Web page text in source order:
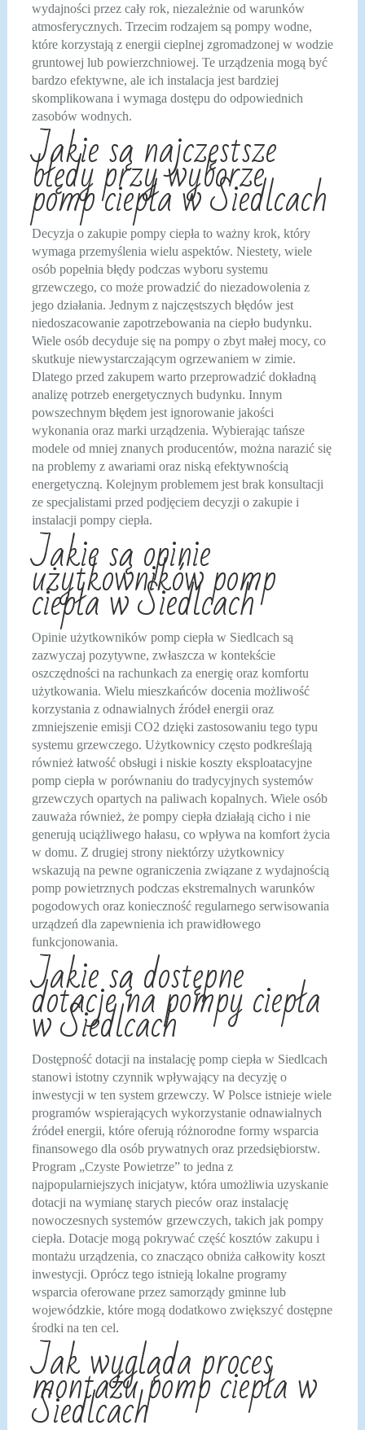
wydajności przez cały rok, niezależnie od warunków
atmosferycznych. Trzecim rodzajem są pompy wodne,
które korzystają z energii cieplnej zgromadzonej w wodzie
gruntowej lub powierzchniowej. Te urządzenia mogą być
bardzo efektywne, ale ich instalacja jest bardziej
skomplikowana i wymaga dostępu do odpowiednich
zasobów wodnych.
Jakie są najczęstsze
błędy przy wyborze
pomp ciepła w Siedlcach
Decyzja o zakupie pompy ciepła to ważny krok, który
wymaga przemyślenia wielu aspektów. Niestety, wiele
osób popełnia błędy podczas wyboru systemu
grzewczego, co może prowadzić do niezadowolenia z
jego działania. Jednym z najczęstszych błędów jest
niedoszacowanie zapotrzebowania na ciepło budynku.
Wiele osób decyduje się na pompy o zbyt małej mocy, co
skutkuje niewystarczającym ogrzewaniem w zimie.
Dlatego przed zakupem warto przeprowadzić dokładną
analizę potrzeb energetycznych budynku. Innym
powszechnym błędem jest ignorowanie jakości
wykonania oraz marki urządzenia. Wybierając tańsze
modele od mniej znanych producentów, można narazić się
na problemy z awariami oraz niską efektywnością
energetyczną. Kolejnym problemem jest brak konsultacji
ze specjalistami przed podjęciem decyzji o zakupie i
instalacji pompy ciepła.
Jakie są opinie
użytkowników pomp
ciepła w Siedlcach
Opinie użytkowników pomp ciepła w Siedlcach są
zazwyczaj pozytywne, zwłaszcza w kontekście
oszczędności na rachunkach za energię oraz komfortu
użytkowania. Wielu mieszkańców docenia możliwość
korzystania z odnawialnych źródeł energii oraz
zmniejszenie emisji CO2 dzięki zastosowaniu tego typu
systemu grzewczego. Użytkownicy często podkreślają
również łatwość obsługi i niskie koszty eksploatacyjne
pomp ciepła w porównaniu do tradycyjnych systemów
grzewczych opartych na paliwach kopalnych. Wiele osób
zauważa również, że pompy ciepła działają cicho i nie
generują uciążliwego hałasu, co wpływa na komfort życia
w domu. Z drugiej strony niektórzy użytkownicy
wskazują na pewne ograniczenia związane z wydajnością
pomp powietrznych podczas ekstremalnych warunków
pogodowych oraz konieczność regularnego serwisowania
urządzeń dla zapewnienia ich prawidłowego
funkcjonowania.
Jakie są dostępne
dotacje na pompy ciepła
w Siedlcach
Dostępność dotacji na instalację pomp ciepła w Siedlcach
stanowi istotny czynnik wpływający na decyzję o
inwestycji w ten system grzewczy. W Polsce istnieje wiele
programów wspierających wykorzystanie odnawialnych
źródeł energii, które oferują różnorodne formy wsparcia
finansowego dla osób prywatnych oraz przedsiębiorstw.
Program „Czyste Powietrze” to jedna z
najpopularniejszych inicjatyw, która umożliwia uzyskanie
dotacji na wymianę starych pieców oraz instalację
nowoczesnych systemów grzewczych, takich jak pompy
ciepła. Dotacje mogą pokrywać część kosztów zakupu i
montażu urządzenia, co znacząco obniża całkowity koszt
inwestycji. Oprócz tego istnieją lokalne programy
wsparcia oferowane przez samorządy gminne lub
wojewódzkie, które mogą dodatkowo zwiększyć dostępne
środki na ten cel.
Jak wygląda proces
montażu pomp ciepła w
Siedlcach